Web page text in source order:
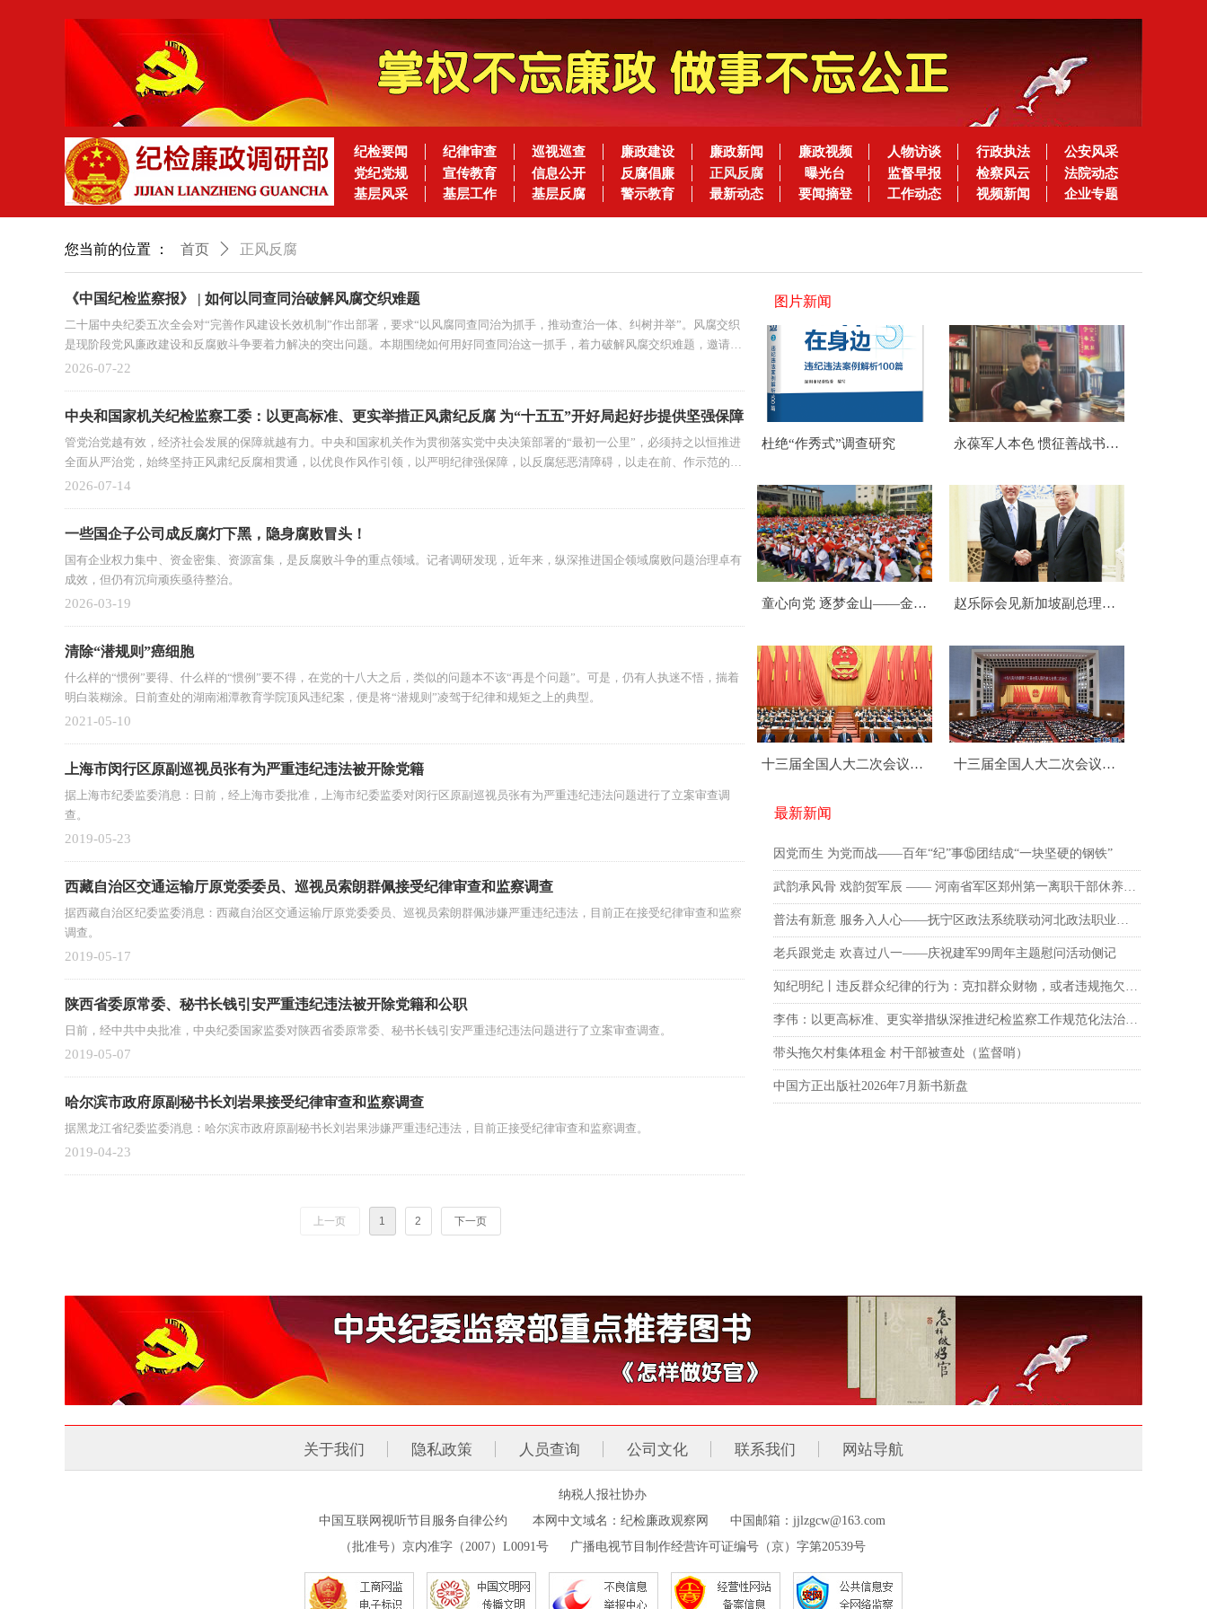
纪检要闻 纪律审查 巡视巡查 廉政建设 廉政新闻 廉政视频 人物访谈 行政执法
公安风采
党纪党规
宣传教育 信息公开 反腐倡廉 正风反腐 曝光台 监督早报 检察风云
法院动态
基层风采
基层工作 基层反腐 警示教育 最新动态 要闻摘登 工作动态 视频新闻 企业专题
《中国纪检监察报》 | 如何以同查同治破解风腐交织难题
二十届中央纪委五次全会对“完善作风建设长效机制”作出部署，要求“以风腐同查同治为抓手，推动查治一体、纠树并举”。风腐交织
是现阶段党风廉政建设和反腐败斗争要着力解决的突出问题。本期围绕如何用好同查同治这一抓手，着力破解风腐交织难题，邀请河
南省纪委监委党风政风监督室主任康青选，安徽省芜湖市委常委，市纪委书记、监委代主任茆磊两位同志展开讨论。
2026-07-22
中央和国家机关纪检监察工委：以更高标准、更实举措正风肃纪反腐 为“十五五”开好局起好步提供坚强保障
管党治党越有效，经济社会发展的保障就越有力。中央和国家机关作为贯彻落实党中央决策部署的“最初一公里”，必须持之以恒推进
全面从严治党，始终坚持正风肃纪反腐相贯通，以优良作风作引领，以严明纪律强保障，以反腐惩恶清障碍，以走在前、作示范的实
际行动推热党的二十届四中全会擘画的宏伟蓝图变为美好现实。
2026-07-14
一些国企子公司成反腐灯下黑，隐身腐败冒头！
国有企业权力集中、资金密集、资源富集，是反腐败斗争的重点领域。记者调研发现，近年来，纵深推进国企领域腐败问题治理卓有
成效，但仍有沉疴顽疾亟待整治。
2026-03-19
清除“潜规则”癌细胞
什么样的“惯例”要得、什么样的“惯例”要不得，在党的十八大之后，类似的问题本不该“再是个问题”。可是，仍有人执迷不悟，揣着
明白装糊涂。日前查处的湖南湘潭教育学院顶风违纪案，便是将“潜规则”凌驾于纪律和规矩之上的典型。
2021-05-10
上海市闵行区原副巡视员张有为严重违纪违法被开除党籍
据上海市纪委监委消息：日前，经上海市委批准，上海市纪委监委对闵行区原副巡视员张有为严重违纪违法问题进行了立案审查调
查。
2019-05-23
西藏自治区交通运输厅原党委委员、巡视员索朗群佩接受纪律审查和监察调查
据西藏自治区纪委监委消息：西藏自治区交通运输厅原党委委员、巡视员索朗群佩涉嫌严重违纪违法，目前正在接受纪律审查和监察
调查。
2019-05-17
陕西省委原常委、秘书长钱引安严重违纪违法被开除党籍和公职
日前，经中共中央批准，中央纪委国家监委对陕西省委原常委、秘书长钱引安严重违纪违法问题进行了立案审查调查。
2019-05-07
哈尔滨市政府原副秘书长刘岩果接受纪律审查和监察调查
据黑龙江省纪委监委消息：哈尔滨市政府原副秘书长刘岩果涉嫌严重违纪违法，目前正接受纪律审查和监察调查。
2019-04-23
上一页 1 2 下一页
您当前的位置 ： 首页 ꄲ 正风反腐
图片新闻
杜绝“作秀式”调查研究
永葆军人本色 惯征善战书写
童心向党 逐梦金山——金山
式暨文艺演出
赵乐际会见新加坡副总理张
十三届全国人大二次会议在
十三届全国人大二次会议在
最新新闻
因党而生 为党而战——百年“纪”事⑮团结成“一块坚硬的钢铁”
武韵承风骨 戏韵贺军辰 —— 河南省军区郑州第一离职干部休养所八一文艺演出 致敬革命老兵
普法有新意 服务入人心——抚宁区政法系统联动河北政法职业学院宣讲团推动法治宣传服务走进基层一线
老兵跟党走 欢喜过八一——庆祝建军99周年主题慰问活动侧记
知纪明纪丨违反群众纪律的行为：克扣群众财物，或者违规拖欠群众钱款
李伟：以更高标准、更实举措纵深推进纪检监察工作规范化法治化正规化建设
带头拖欠村集体租金 村干部被查处（监督哨）
中国方正出版社2026年7月新书新盘
关于我们 隐私政策 人员查询 公司文化 联系我们 网站导航
纳税人报社协办
中国互联网视听节目服务自律公约
本网中文域名：纪检廉政观察网 中国 邮箱：jjlzgcw@163.com
（批准号）京内准字（2007）L0091号 广播电视节目制作经营许可证编号（京）字第20539号